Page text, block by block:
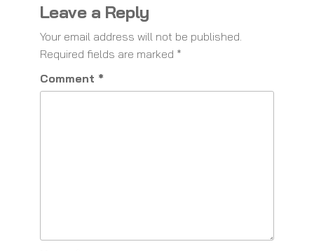
Leave a Reply
Your email address will not be published.
Required fields are marked *
Comment *